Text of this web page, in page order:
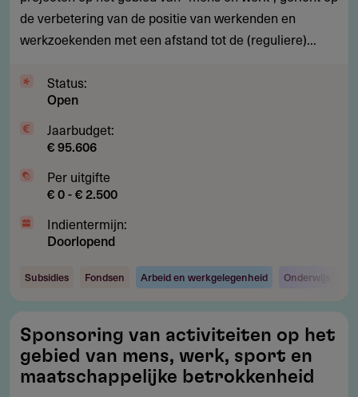
mensen
met
afstand
de
arbeidsmarkt
de verbetering van de positie van werkenden en
werkzoekenden met een afstand tot de (reguliere)...
Status:
Open
Jaarbudget:
€ 95.606
Per uitgifte
€ 0 - € 2.500
Indientermijn:
Doorlopend
Subsidies Fondsen Arbeid en werkgelegenheid Onderwijs
van
activiteiten
op
Sponsoring van activiteiten op het
gebied van mens, werk, sport en
maatschappelijke betrokkenheid